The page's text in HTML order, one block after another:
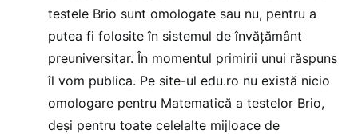
testele Brio sunt omologate sau nu, pentru a
putea fi folosite în sistemul de învățământ
preuniversitar. În momentul primirii unui răspuns
îl vom publica. Pe site-ul edu.ro nu există nicio
omologare pentru Matematică a testelor Brio,
deși pentru toate celelalte mijloace de